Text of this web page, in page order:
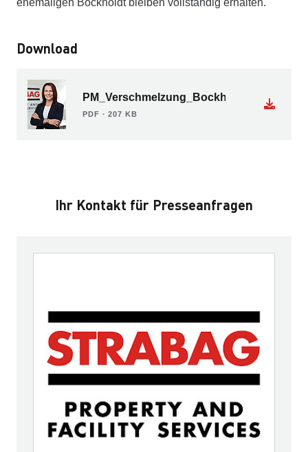
ehemaligen Bockholdt bleiben vollständig erhalten.
Download
PM_Verschmelzung_Bockholdt.pdf
PDF ∙ 207 KB
Ihr Kontakt für Presseanfragen